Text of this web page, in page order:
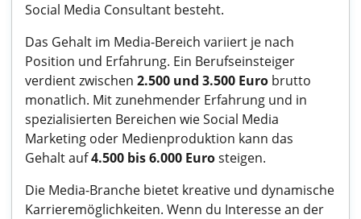
Social Media Consultant besteht.
Das Gehalt im Media-Bereich variiert je nach
Position und Erfahrung. Ein Berufseinsteiger
verdient zwischen 2.500 und 3.500 Euro brutto
monatlich. Mit zunehmender Erfahrung und in
spezialisierten Bereichen wie Social Media
Marketing oder Medienproduktion kann das
Gehalt auf4.500 bis 6.000 Eurosteigen.
Die Media-Branche bietet kreative und dynamische
Karrieremöglichkeiten. Wenn du Interesse an der